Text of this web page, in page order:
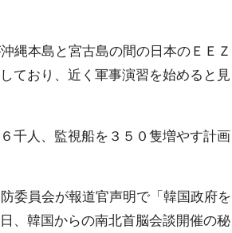
縄本島と宮古島の間の日本のＥＥＺ
ており、近く軍事演習を始めると見
千人、監視船を３５０隻増やす計画
委員会が報道官声明で「韓国政府を
、韓国からの南北首脳会談開催の秘